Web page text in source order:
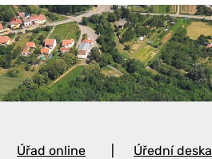
Úřad online Úřední deska